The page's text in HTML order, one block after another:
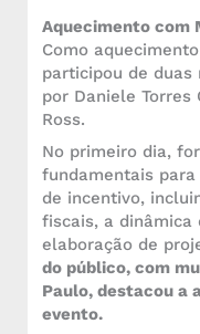
Aquecimento com
Como
participou de
por Daniele Torres
Ross.
No primeiro dia,
fundamentais
de incentivo,
fiscais, a dinâmica
elaboração de
do público, com
Paulo, destacou a
evento.